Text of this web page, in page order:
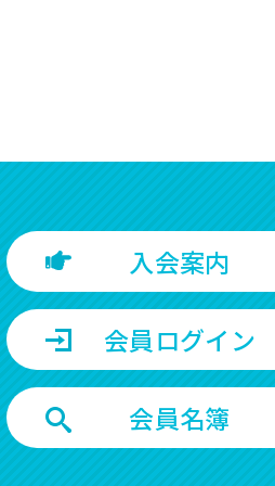
入会案内
会員ログイン
会員名簿